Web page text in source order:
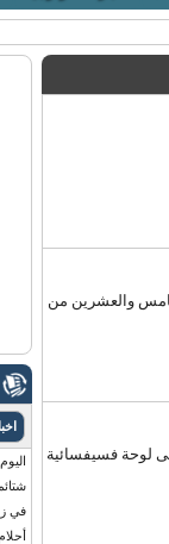
والعشرين من
فسيفسائية
اليوم
شتائم
في